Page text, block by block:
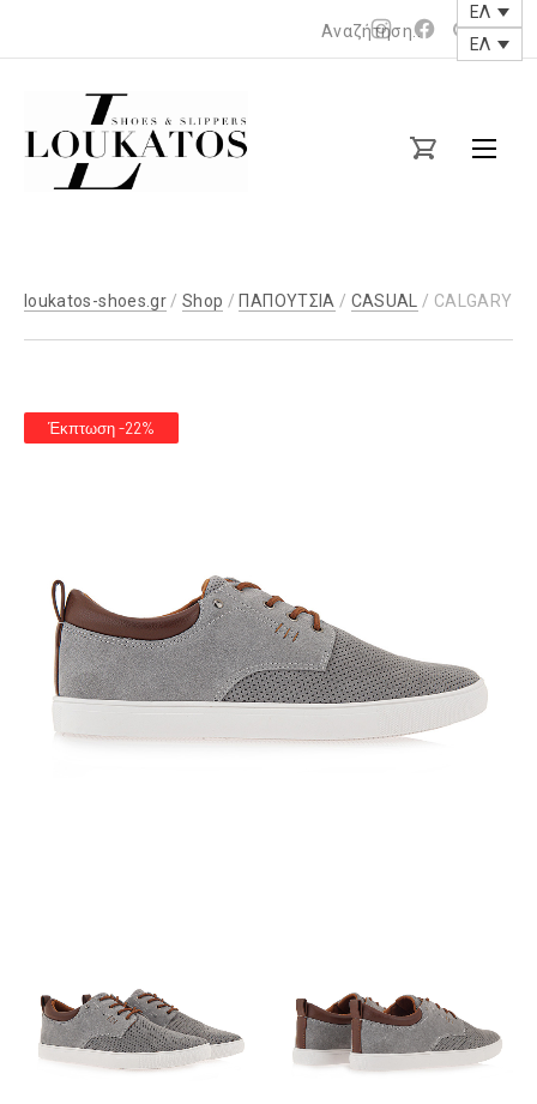
Νέο
παράθυρο
Νέο
παράθυρο
ΕΛ
ΕΛ
loukatos-
shoes.gr
loukatos-shoes.gr/Shop / ΠΑΠΟΥΤΣΙΑ / CASUAL / CALGARY
Έκπτωση -22%